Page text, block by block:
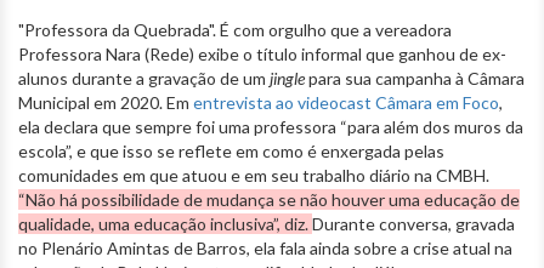
"Professora da Quebrada". É com orgulho que a vereadora
Professora Nara (Rede) exibe o título informal que ganhou de ex-
alunos durante a gravação de um jinglepara sua campanha à Câmara
Municipal em 2020. Em entrevista ao videocast Câmara em Foco,
ela declara que sempre foi uma professora “para além dos muros da
escola”, e que isso se reflete em como é enxergada pelas
comunidades em que atuou e em seu trabalho diário na CMBH.
“Não há possibilidade de mudança se não houver uma educação de
qualidade, uma educação inclusiva”, diz.Durante conversa, gravada
no Plenário Amintas de Barros, ela fala ainda sobre a crise atual na